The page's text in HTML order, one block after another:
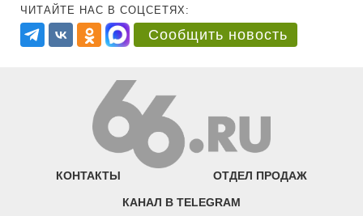
ЧИТАЙТЕ НАС В СОЦСЕТЯХ:
Сообщить новость
КОНТАКТЫ ОТДЕЛ ПРОДАЖ
КАНАЛ В TELEGRAM